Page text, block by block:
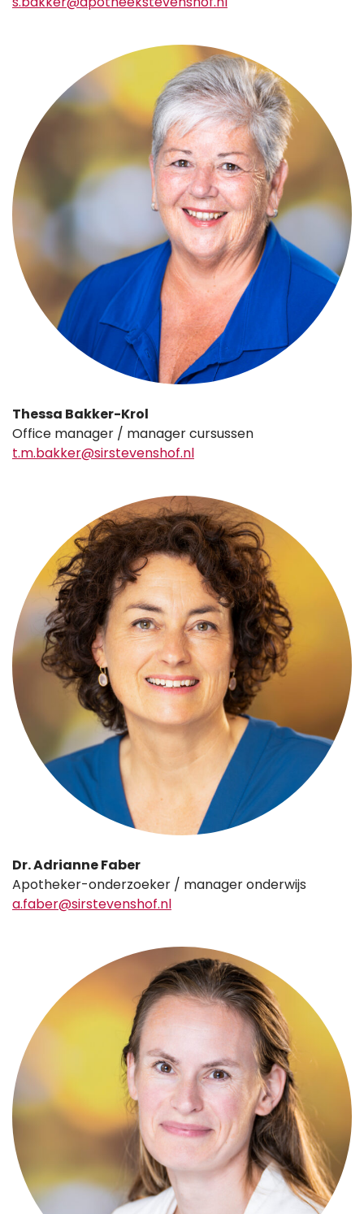
Thessa Bakker-Krol
Office manager / manager cursussen
t.m.bakker@sirstevenshof.nl
Dr. Adrianne Faber
Apotheker-onderzoeker / manager onderwijs
a.faber@sirstevenshof.nl